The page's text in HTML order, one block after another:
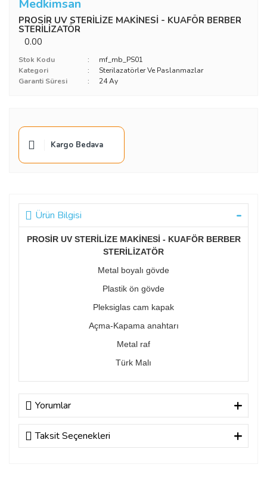
Medkimsan
PROSİR UV STERİLİZE MAKİNESİ - KUAFÖR BERBER
STERİLİZATÖR
0.00
Stok Kodu
mf_mb_PS01
Kategori
Sterilazatörler Ve Paslanmazlar
Garanti Süresi
24 Ay
Kargo Bedava
Ürün Bilgisi
PROSİR UV STERİLİZE MAKİNESİ - KUAFÖR BERBER
STERİLİZATÖR
Metal boyalı gövde
Plastik ön gövde
Pleksiglas cam kapak
Açma-Kapama anahtarı
Metal raf
Türk Malı
Yorumlar
Bu ürüne ilk yorumu siz yapın!
Taksit Seçenekleri